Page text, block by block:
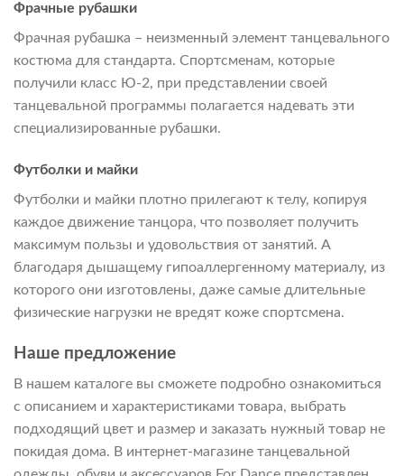
Фрачные рубашки
Фрачная рубашка – неизменный элемент танцевального
костюма для стандарта. Спортсменам, которые
получили класс Ю-2, при представлении своей
танцевальной программы полагается надевать эти
специализированные рубашки.
Футболки и майки
Футболки и майки плотно прилегают к телу, копируя
каждое движение танцора, что позволяет получить
максимум пользы и удовольствия от занятий. А
благодаря дышащему гипоаллергенному материалу, из
которого они изготовлены, даже самые длительные
физические нагрузки не вредят коже спортсмена.
Наше предложение
В нашем каталоге вы сможете подробно ознакомиться
с описанием и характеристиками товара, выбрать
подходящий цвет и размер и заказать нужный товар не
покидая дома. В интернет-магазине танцевальной